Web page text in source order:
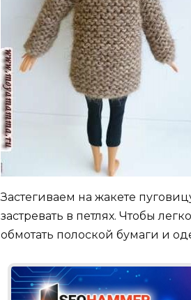
Застегиваем на жакете
застревать в петлях. Чтобы
обмотать полоской бумаги и